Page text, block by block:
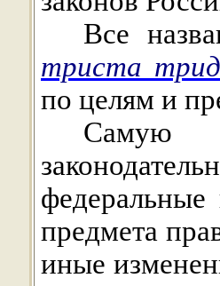
Все
триста
по целям и
Самую
предмета
иные